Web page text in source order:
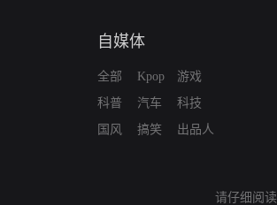
自媒体
全部
科普
国风
Kpop
汽车
搞笑
游戏
科技
出品人
请仔细阅读